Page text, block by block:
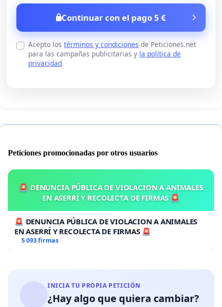
Continuar con el pago 5 €
Acepto los términos y condiciones de Peticiones.net
para las campañas publicitarias y la política de
privacidad.
Peticiones promocionadas por otros usuarios
🚨 DENUNCIA PÚBLICA DE VIOLACION A ANIMALES
EN ASERRÍ Y RECOLECTA DE FIRMAS 🚨
🚨 DENUNCIA PÚBLICA DE VIOLACION A ANIMALES
EN ASERRÍ Y RECOLECTA DE FIRMAS 🚨
5 093 firmas
INICIA TU PROPIA PETICIÓN
¿Hay algo que quiera cambiar?